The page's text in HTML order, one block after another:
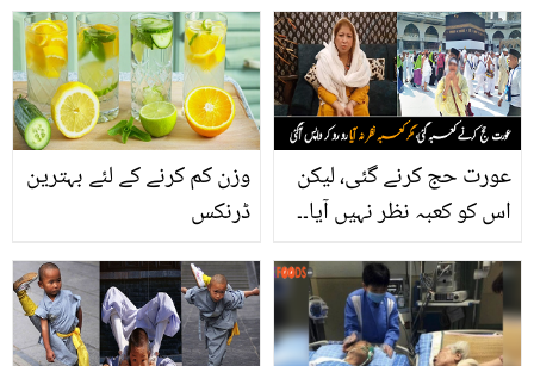
معجزانہ طور پر کیسے زندہ
ہوگئی؟ لرزا دینے والا واقعہ
چمکتے رہتے ہیں؟ جانیئے
گھر کے گندے تولیے کو
چمکانے کا آسان طریقہ
وزن کم کرنے کے لئے بہترین
ڈرنکس
عورت حج کرنے گئی، لیکن
اس کو کعبہ نظر نہیں آیا۔۔
واقعہ پیش آیا کہ وہ حج
ہی نہ کرسکی؟